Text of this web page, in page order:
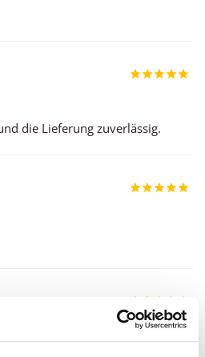
die Lieferung zuverlässig.